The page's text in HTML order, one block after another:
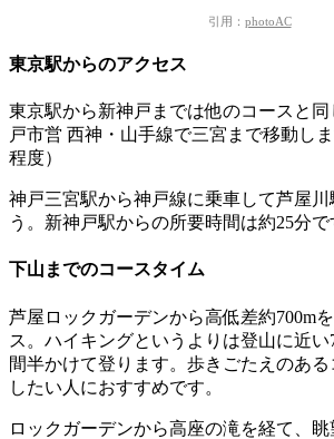
引用： photoAC
東京駅からのアクセス
東京駅から新神戸までは他のコースと
戸市営 西神・山手線で三宮まで移動し
程度）
神戸三宮駅から神戸線に乗車して芦屋川
う。新神戸駅からの所要時間は約25分で
下山までのコースタイム
芦屋ロックガーデンから高低差約700m
ス。 ハイキングというよりは登山に近い
間半かけて登ります。 歩きごたえのあ
したい人におすすめです。
ロックガーデンから高座の滝を経て、